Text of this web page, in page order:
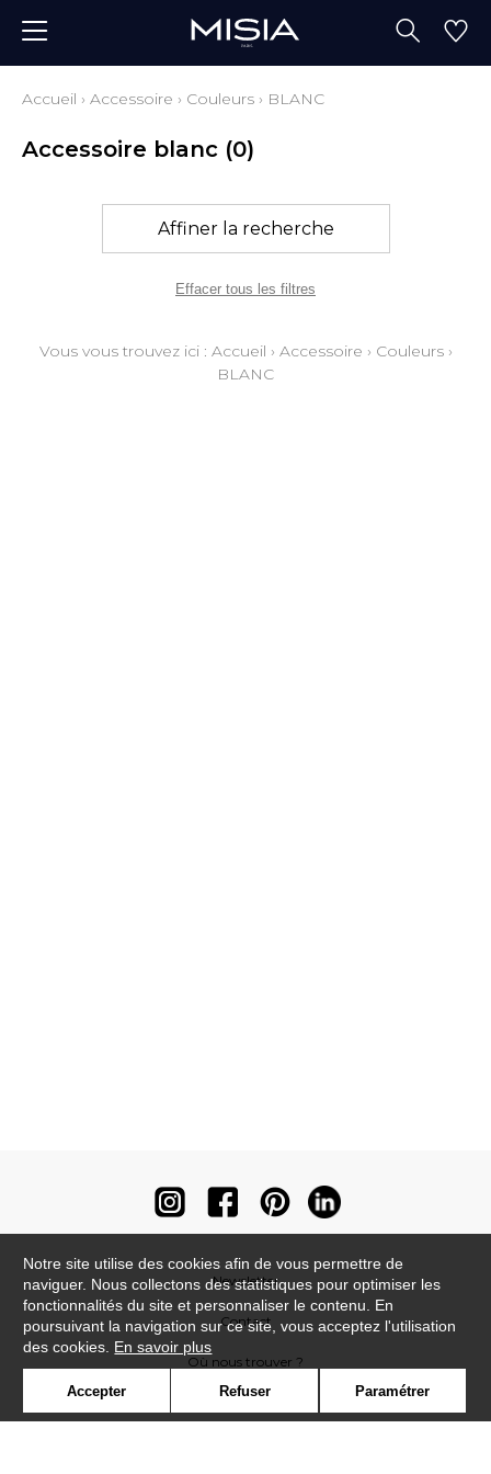
Accueil › Accessoire › Couleurs › BLANC
Accessoire blanc (0)
Affiner la recherche
Effacer tous les filtres
Vous vous trouvez ici : Accueil › Accessoire › Couleurs›
BLANC
Newsletter
Contact
Où nous trouver ?
Notre site utilise des cookies afin de vous permettre de
naviguer. Nous collectons des statistiques pour optimiser les
fonctionnalités du site et personnaliser le contenu. En
poursuivant la navigation sur ce site, vous acceptez l'utilisation
des cookies. En savoir plus
Accepter Refuser Paramétrer